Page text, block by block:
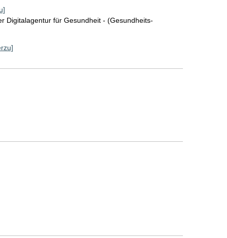
Digitalagentur für Gesundheit - (Gesundheits-